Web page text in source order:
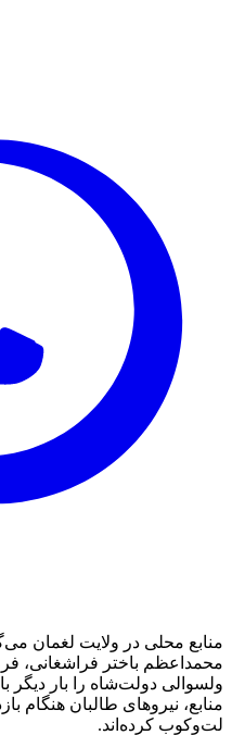
منابع محلی در ولایت لغمان
محمداعظم باختر فراشغانی،
ولسوالی دولت‌شاه را بار دیگر
منابع، نیروهای طالبان هنگام
لت‌وکوب کرده‌اند.